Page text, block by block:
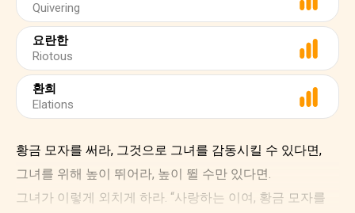
Quivering
요란한
Riotous
환희
Elations
황금 모자를 써라, 그것으로 그녀를 감동시킬 수 있다면,
그녀를 위해 높이 뛰어라, 높이 뛸 수만 있다면.
그녀가 이렇게 외치게 하라. “사랑하는 이여, 황금 모자를